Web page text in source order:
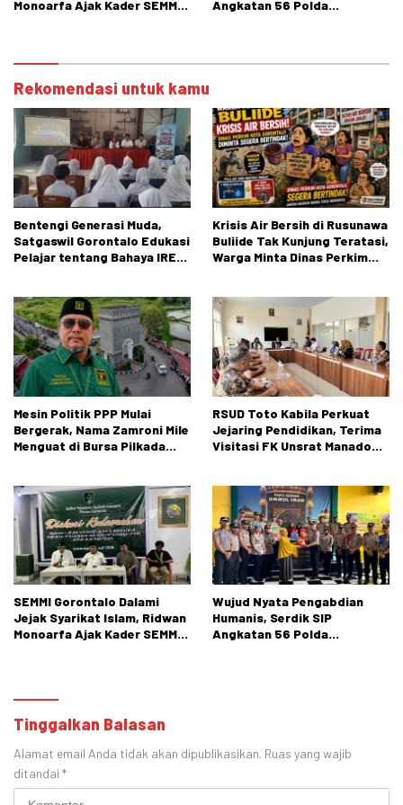
Monoarfa Ajak Kader SEMMI
Angkatan 56 Polda
Rekomendasi untuk kamu
Bentengi Generasi Muda,
Satgaswil Gorontalo Edukasi
Pelajar tentang Bahaya IRET,
Krisis Air Bersih di Rusunawa
Buliide Tak Kunjung Teratasi,
Warga Minta Dinas Perkim
Mesin Politik PPP Mulai
Bergerak, Nama Zamroni Mile
Menguat di Bursa Pilkada
RSUD Toto Kabila Perkuat
Jejaring Pendidikan, Terima
Visitasi FK Unsrat Manado
SEMMI Gorontalo Dalami
Jejak Syarikat Islam, Ridwan
Monoarfa Ajak Kader SEMMI
Wujud Nyata Pengabdian
Humanis, Serdik SIP
Angkatan 56 Polda
Tinggalkan Balasan
Alamat email Anda tidak akan dipublikasikan. Ruas yang wajib
ditandai *